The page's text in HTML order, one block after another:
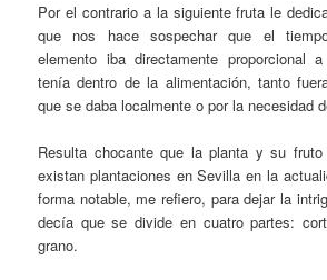
Por el contrario a la siguiente fruta le
que nos hace sospechar que el
elemento iba directamente proporcional
tenía dentro de la alimentación, tanto
que se daba localmente o por la necesidad
Resulta chocante que la planta y su
existan plantaciones en Sevilla en la
forma notable, me refiero, para dejar la
decía que se divide en cuatro partes:
grano.